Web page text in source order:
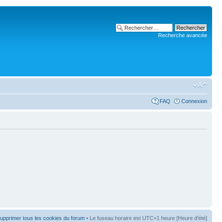
Recherche avancée
FAQ Connexion
tous les cookies du forum • Le fuseau horaire est UTC+1 heure [Heure d’été]